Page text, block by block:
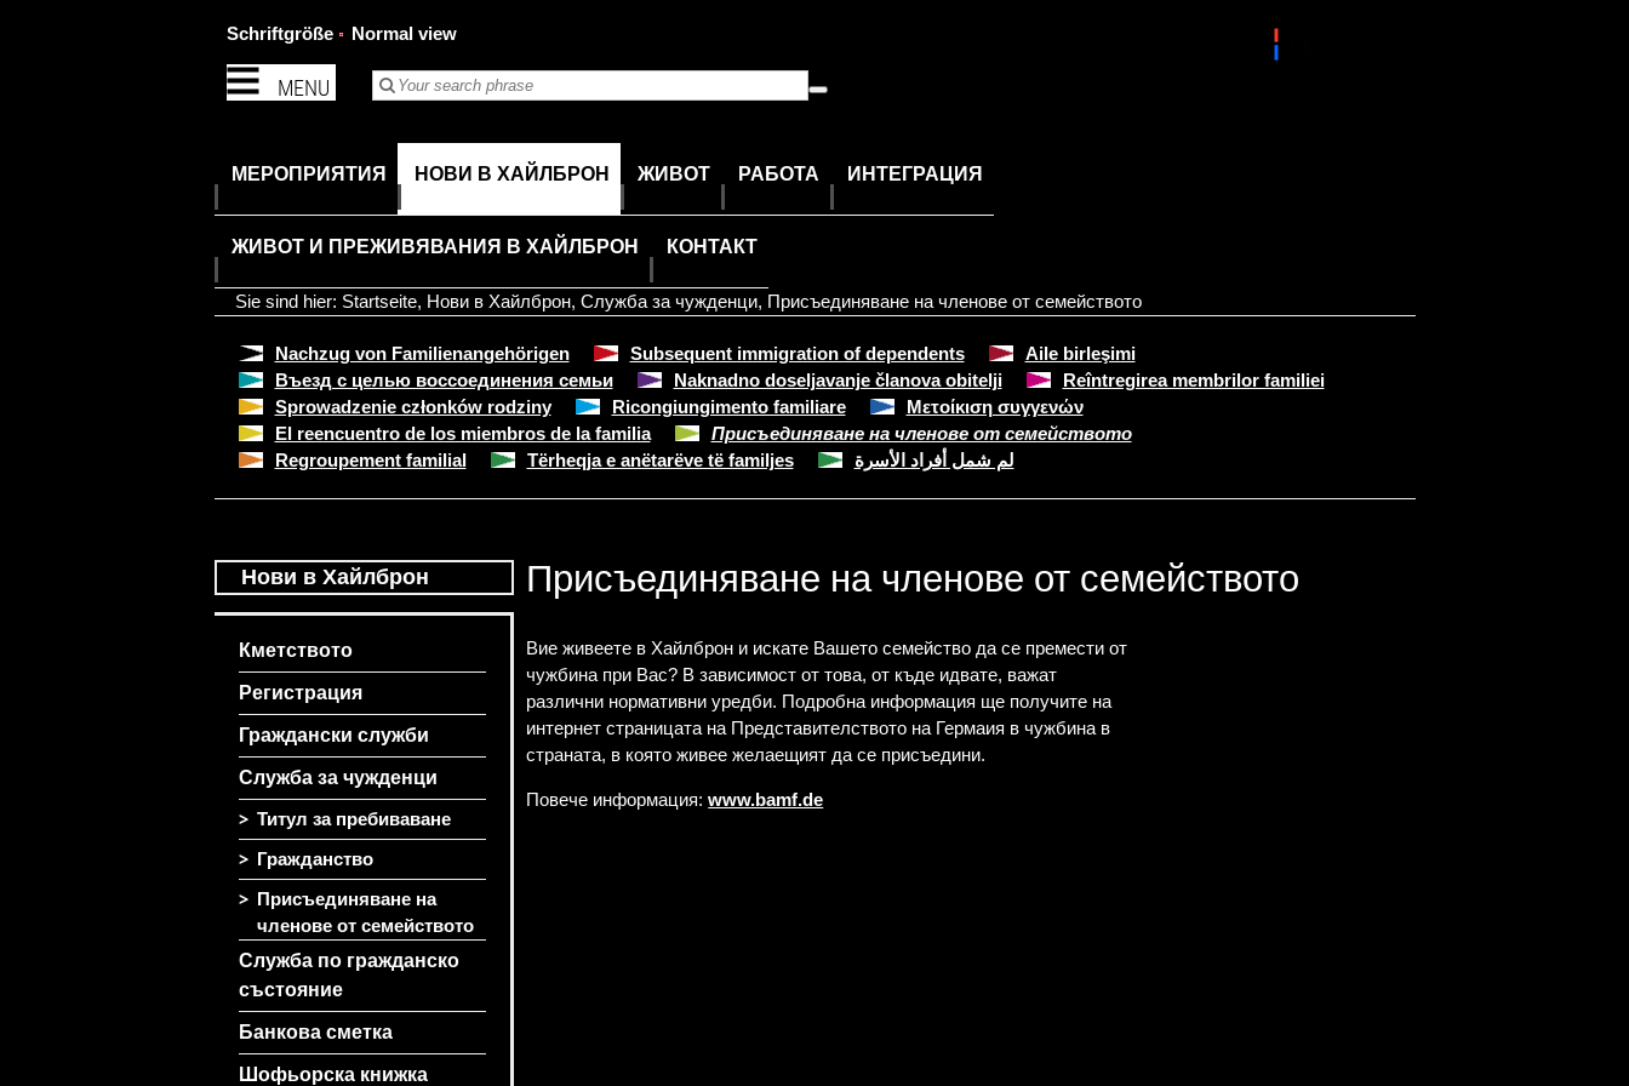
MENU
Schriftgröße Normal view
МЕРОПРИЯТИЯ НОВИ В ХАЙЛБРОН ЖИВОТ РАБОТА ИНТЕГРАЦИЯ
ЖИВОТ И ПРЕЖИВЯВАНИЯ В ХАЙЛБРОН КОНТАКТ
Sie sind hier: Startseite, Нови в Хайлброн, Служба за чужденци, Присъединяване на членове от семейството
Nachzug von Familienangehörigen Subsequent immigration of dependents
Aile birleşimi
Въезд с целью воссоединения семьи
Naknadno doseljavanje članova obitelji
Reîntregirea membrilor familiei
Sprowadzenie członków rodziny
Ricongiungimento familiare
Μετοίκιση συγγενών
El reencuentro de los miembros de la familia
Присъединяване на членове от семейството
Regroupement familial
Tërheqja e anëtarëve të familjes لم شمل أفراد الأسرة
Нови в Хайлброн
Кметството
Регистрация
Граждански служби
Служба за чужденци
> Титул за пребиваване
> Гражданство
> Присъединяване на
членове от семейството
Служба по гражданско
състояние
Банкова сметка
Шофьорска книжка
Присъединяване на членове от семейството
Вие живеете в Хайлброн и искате Вашето семейство да се премести от
чужбина при Вас? В зависимост от това, от къде идвате, важат
различни нормативни уредби. Подробна информация ще получите на
интернет страницата на Представителството на Гермаия в чужбина в
страната, в която живее желаещият да се присъедини.
Повече информация:www.bamf.de